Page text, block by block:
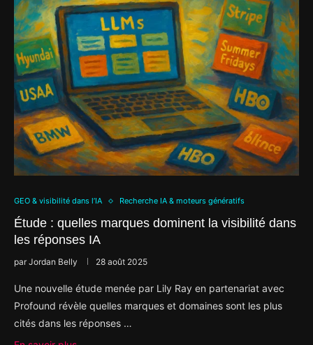
GEO & visibilité dans l’IA Recherche IA & moteurs génératifs
Étude : quelles marques dominent la visibilité dans
les réponses IA
parJordan Belly 28 août 2025
Une nouvelle étude menée par Lily Ray en partenariat avec
Profound révèle quelles marques et domaines sont les plus
cités dans les réponses …